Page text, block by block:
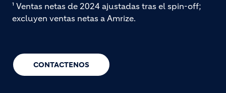
CONTACTENOS
¹ Ventas netas de 2024 ajustadas tras el spin-off;
excluyen ventas netas a Amrize.